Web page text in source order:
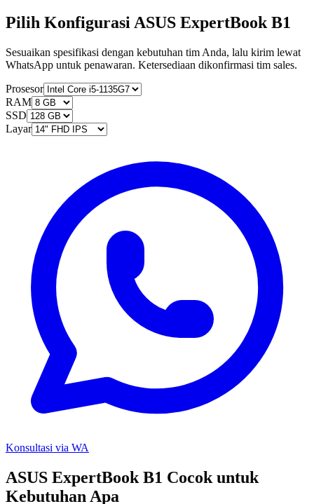
Pilih Konfigurasi ASUS ExpertBook B1
Sesuaikan spesifikasi dengan kebutuhan tim Anda, lalu kirim lewat
WhatsApp untuk penawaran. Ketersediaan dikonfirmasi tim sales.
Prosesor
RAM
SSD
Layar
Konsultasi via WA
ASUS ExpertBook B1 Cocok untuk
Kebutuhan Apa